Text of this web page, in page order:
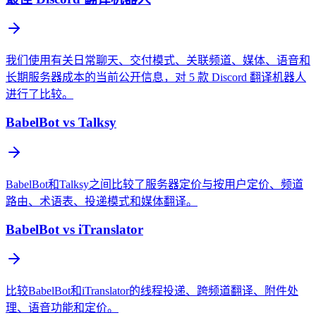
我们使用有关日常聊天、交付模式、关联频道、媒体、语音和
长期服务器成本的当前公开信息，对 5 款 Discord 翻译机器人
进行了比较。
BabelBot vs Talksy
BabelBot和Talksy之间比较了服务器定价与按用户定价、频道
路由、术语表、投递模式和媒体翻译。
BabelBot vs iTranslator
比较BabelBot和iTranslator的线程投递、跨频道翻译、附件处
理、语音功能和定价。